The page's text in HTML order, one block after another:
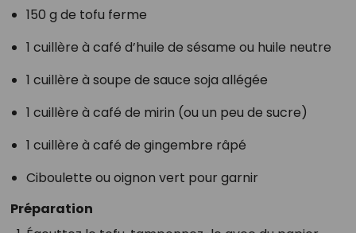
150 g de tofu ferme
1 cuillère à café d’huile de sésame ou huile neutre
1 cuillère à soupe de sauce soja allégée
1 cuillère à café de mirin (ou un peu de sucre)
1 cuillère à café de gingembre râpé
Ciboulette ou oignon vert pour garnir
Préparation